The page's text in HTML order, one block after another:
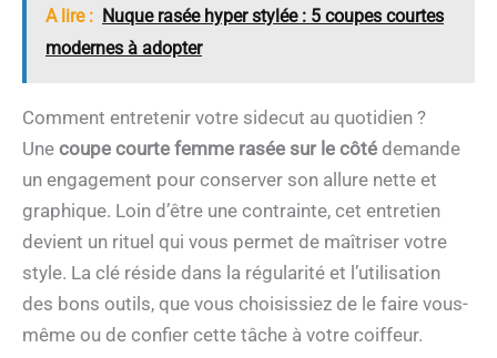
A lire : Nuque rasée hyper stylée : 5 coupes courtes
modernes à adopter
Comment entretenir votre sidecut au quotidien ?
Une coupe courte femme rasée sur le côté demande
un engagement pour conserver son allure nette et
graphique. Loin d’être une contrainte, cet entretien
devient un rituel qui vous permet de maîtriser votre
style. La clé réside dans la régularité et l’utilisation
des bons outils, que vous choisissiez de le faire vous-
même ou de confier cette tâche à votre coiffeur.